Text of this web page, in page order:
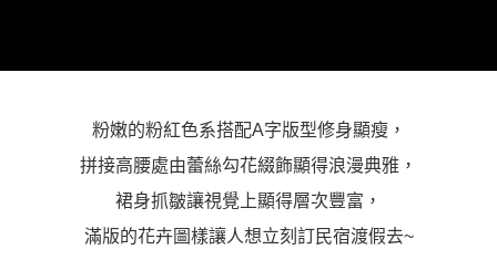
粉嫩的粉紅色系搭配A字版型修身顯瘦，
拼接高腰處由蕾絲勾花綴飾顯得浪漫典雅，
裙身抓皺讓視覺上顯得層次豐富，
滿版的花卉圖樣讓人想立刻訂民宿渡假去~